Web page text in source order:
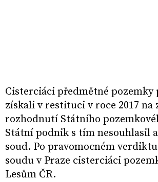
Cisterciáci předmětné pozemky
získali v restituci v roce 2017 na
rozhodnutí Státního
Státní podnik s tím nesouhlasil
soud. Po pravomocném
soudu v Praze cisterciáci
Lesům ČR.